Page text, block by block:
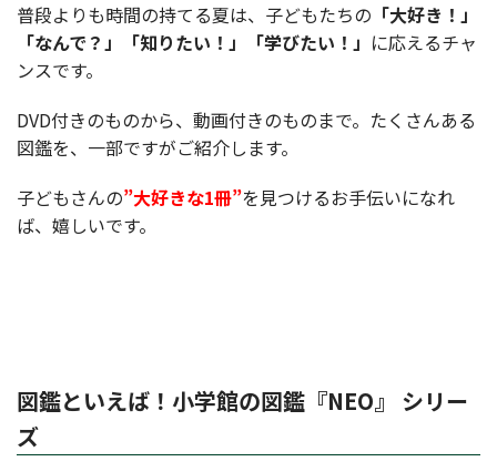
普段よりも時間の持てる夏は、子どもたちの 「大好き！」
「なんで？」「知りたい！」「学びたい！」 に応えるチャ
ンスです。
DVD付きのものから、動画付きのものまで。たくさんある
図鑑を、一部ですがご紹介します。
子どもさんの”大好きな1冊”を見つけるお手伝いになれ
ば、嬉しいです。
図鑑といえば！小学館の図鑑『NEO』 シリー
ズ